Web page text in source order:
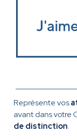
Représente vos
avant dans votre
de distinction.